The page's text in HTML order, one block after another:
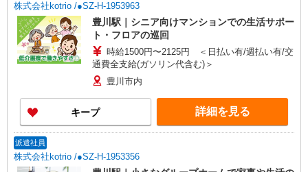
株式会社kotrio /●SZ-H-1953963
豊川駅｜シニア向けマンションでの生活サポー
ト・フロアの巡回
時給1500円〜2125円 ＜日払い有/週払い有/交
通費全支給(ガソリン代含む)＞
豊川市内
キープ 詳細を見る
派遣社員
株式会社kotrio /●SZ-H-1953356